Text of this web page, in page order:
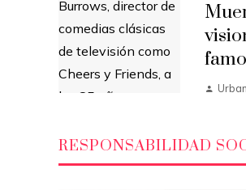
RESPONSABILIDAD